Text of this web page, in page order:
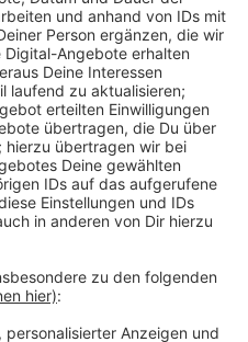
begann im Januar 2020,
seiner Europatour
"Ich hatte auf der
Panikattacke. Ich leide ja
aber sowas hatte
eine Woche in einem
nachdem er seine Tour
kam, lieferte er
in London ein und
eine Reha zu machen
das in Kürze erscheinen